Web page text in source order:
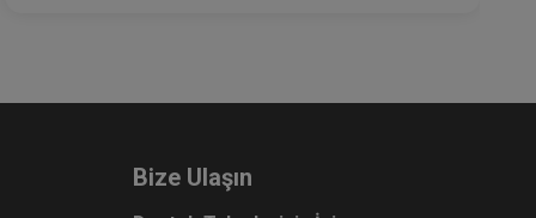
Bize Ulaşın